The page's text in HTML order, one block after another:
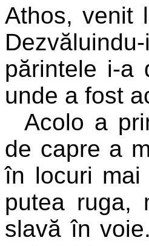
Athos, venit
părintele i-a
unde a fost
Acolo a
de capre a
în locuri mai
putea ruga,
slavă în